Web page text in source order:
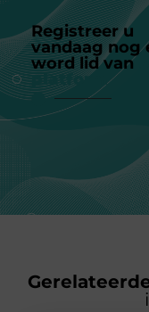
Registreer u
vandaag nog
word lid van
platform